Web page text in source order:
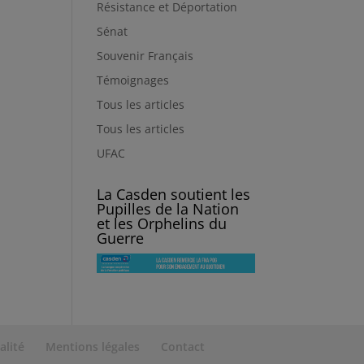
Résistance et Déportation
Sénat
Souvenir Français
Témoignages
Tous les articles
Tous les articles
UFAC
La Casden soutient les
Pupilles de la Nation
et les Orphelins du
Guerre
Mentions légales Contact